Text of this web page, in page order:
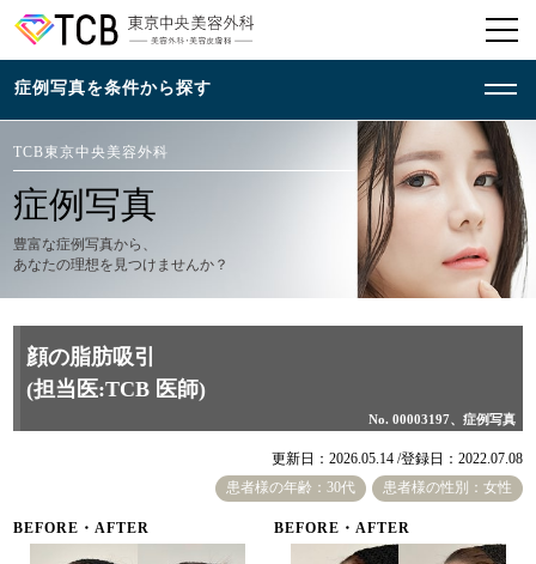
TCB東京中央美容外科
症例写真
豊富な症例写真から、
あなたの理想を見つけませんか？
顔の脂肪吸引
(担当医:TCB 医師)
No. 00003197、症例写真
患者様の年齢：30代 患者様の性別：女性
更新日：2026.05.14 /登録日：2022.07.08
BEFORE・AFTER BEFORE・AFTER